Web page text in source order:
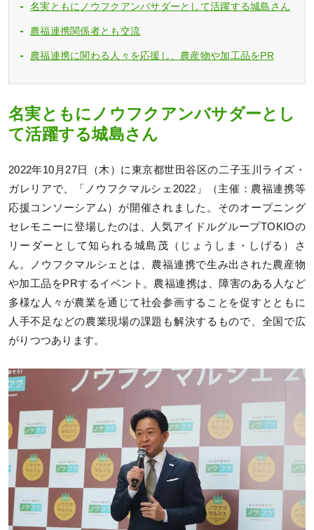
名実ともにノウフクアンバサダーとして活躍する城島さん
農福連携関係者とも交流
農福連携に関わる人々を応援し、農産物や加工品をPR
名実ともにノウフクアンバサダーとし
て活躍する城島さん
2022年10月27日（木）に東京都世田谷区の二子玉川ライズ・
ガレリアで、「ノウフクマルシェ2022」（主催：農福連携等
応援コンソーシアム）が開催されました。そのオープニング
セレモニーに登場したのは、人気アイドルグループTOKIOの
リーダーとして知られる城島茂（じょうしま・しげる）さ
ん。ノウフクマルシェとは、農福連携で生み出された農産物
や加工品をPRするイベント。農福連携は、障害のある人など
多様な人々が農業を通じて社会参画することを促すとともに
人手不足などの農業現場の課題も解決するもので、全国で広
がりつつあります。